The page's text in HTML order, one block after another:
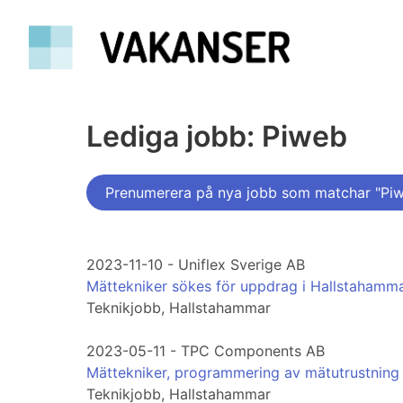
Lediga jobb: Piweb
Prenumerera på nya jobb som matchar
2023-11-10 - Uniflex Sverige AB
Mättekniker sökes för uppdrag i
Teknikjobb, Hallstahammar
2023-05-11 - TPC Components AB
Mättekniker, programmering av mätutrustning
Teknikjobb, Hallstahammar